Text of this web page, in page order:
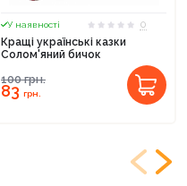
У наявності
0
Кращі українські казки
Солом'яний бичок
100грн.
83 грн.